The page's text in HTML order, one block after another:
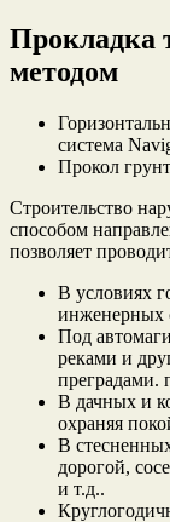
Прокладка
методом
система
Прокол
Строительство
способом
позволяет
В условиях
инженерных
Под
реками и
преградами.
В дачных и
охраняя
В
дорогой,
и т.д..